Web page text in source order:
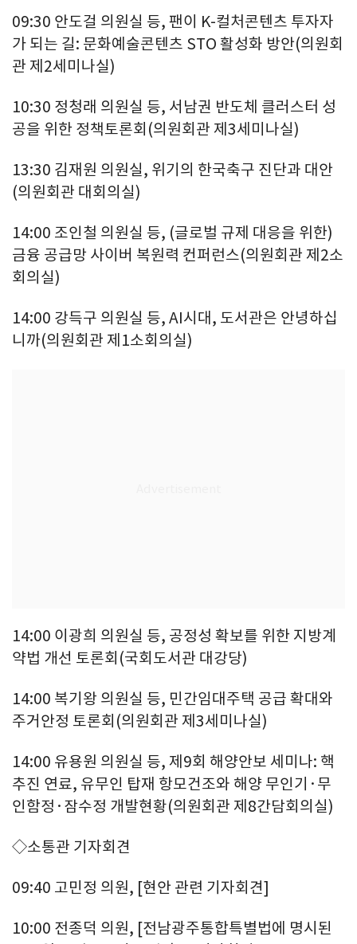
09:30 안도걸 의원실 등, 팬이 K-컬처콘텐츠 투자자
가 되는 길: 문화예술콘텐츠 STO 활성화 방안(의원회
관 제2세미나실)
10:30 정청래 의원실 등, 서남권 반도체 클러스터 성
공을 위한 정책토론회(의원회관 제3세미나실)
13:30 김재원 의원실, 위기의 한국축구 진단과 대안
(의원회관 대회의실)
14:00 조인철 의원실 등, (글로벌 규제 대응을 위한)
금융 공급망 사이버 복원력 컨퍼런스(의원회관 제2소
회의실)
14:00 강득구 의원실 등, AI시대, 도서관은 안녕하십
니까(의원회관 제1소회의실)
14:00 이광희 의원실 등, 공정성 확보를 위한 지방계
약법 개선 토론회(국회도서관 대강당)
14:00 복기왕 의원실 등, 민간임대주택 공급 확대와
주거안정 토론회(의원회관 제3세미나실)
14:00 유용원 의원실 등, 제9회 해양안보 세미나: 핵
추진 연료, 유무인 탑재 항모건조와 해양 무인기·무
인함정·잠수정 개발현황(의원회관 제8간담회의실)
◇소통관 기자회견
09:40 고민정 의원, [현안 관련 기자회견]
10:00 전종덕 의원, [전남광주통합특별법에 명시된